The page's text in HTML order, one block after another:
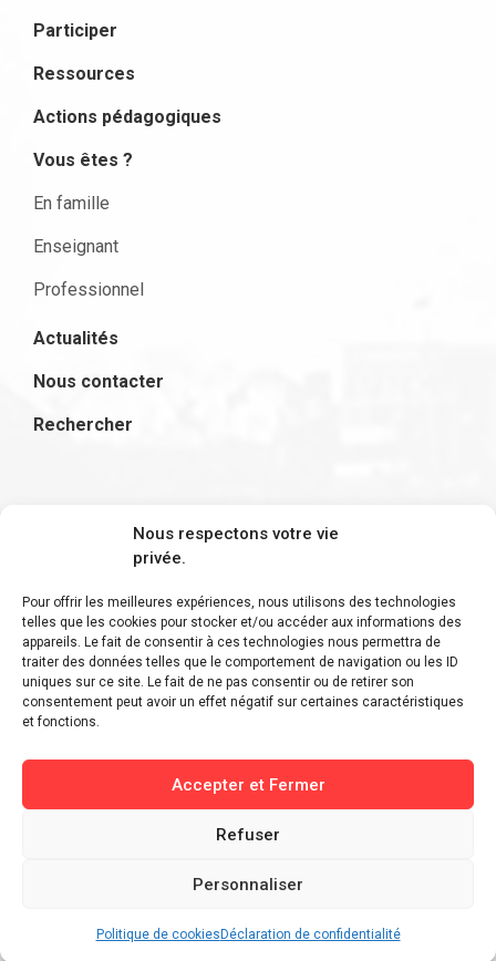
Nous respectons votre vie
privée.
Pour offrir les meilleures expériences, nous utilisons des technologies
telles que les cookies pour stocker et/ou accéder aux informations des
appareils. Le fait de consentir à ces technologies nous permettra de
traiter des données telles que le comportement de navigation ou les ID
uniques sur ce site. Le fait de ne pas consentir ou de retirer son
consentement peut avoir un effet négatif sur certaines caractéristiques
et fonctions.
Accepter et Fermer
Refuser
Personnaliser
Politique de cookies Déclaration de confidentialité
Participer
Ressources
Actions pédagogiques
Vous êtes ?
En famille
Enseignant
Professionnel
Actualités
Nous contacter
Rechercher
S'inscrire à la newsletter
Restez informé des derniers ajouts et des
dernières actualités !